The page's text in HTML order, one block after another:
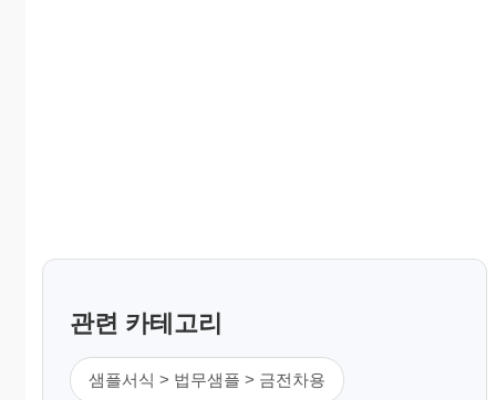
관련 카테고리
샘플서식 > 법무샘플 > 금전차용